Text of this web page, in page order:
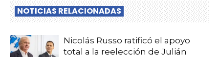
NOTICIAS RELACIONADAS
Nicolás Russo ratificó el apoyo
total a la reelección de Julián